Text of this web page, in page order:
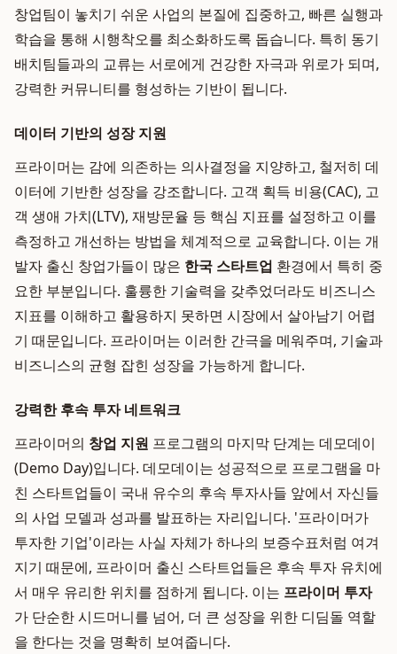
창업팀이 놓치기 쉬운 사업의 본질에 집중하고, 빠른 실행과
학습을 통해 시행착오를 최소화하도록 돕습니다. 특히 동기
배치팀들과의 교류는 서로에게 건강한 자극과 위로가 되며,
강력한 커뮤니티를 형성하는 기반이 됩니다.
데이터 기반의 성장 지원
프라이머는 감에 의존하는 의사결정을 지양하고, 철저히 데
이터에 기반한 성장을 강조합니다. 고객 획득 비용(CAC), 고
객 생애 가치(LTV), 재방문율 등 핵심 지표를 설정하고 이를
측정하고 개선하는 방법을 체계적으로 교육합니다. 이는 개
발자 출신 창업가들이 많은 한국 스타트업 환경에서 특히 중
요한 부분입니다. 훌륭한 기술력을 갖추었더라도 비즈니스
지표를 이해하고 활용하지 못하면 시장에서 살아남기 어렵
기 때문입니다. 프라이머는 이러한 간극을 메워주며, 기술과
비즈니스의 균형 잡힌 성장을 가능하게 합니다.
강력한 후속 투자 네트워크
프라이머의 창업 지원 프로그램의 마지막 단계는 데모데이
(Demo Day)입니다. 데모데이는 성공적으로 프로그램을 마
친 스타트업들이 국내 유수의 후속 투자사들 앞에서 자신들
의 사업 모델과 성과를 발표하는 자리입니다. '프라이머가
투자한 기업'이라는 사실 자체가 하나의 보증수표처럼 여겨
지기 때문에, 프라이머 출신 스타트업들은 후속 투자 유치에
서 매우 유리한 위치를 점하게 됩니다. 이는 프라이머 투자
가 단순한 시드머니를 넘어, 더 큰 성장을 위한 디딤돌 역할
을 한다는 것을 명확히 보여줍니다.